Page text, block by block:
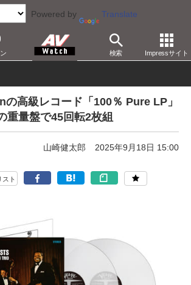
Powered by Translate
検索 Impressサイト
ツ・サービス CD/SACD/アナログ
高級レコード「100％ Pure LP」
重量盤で45回転2枚組
山崎健太郎 2025年9月18日 15:00
スト